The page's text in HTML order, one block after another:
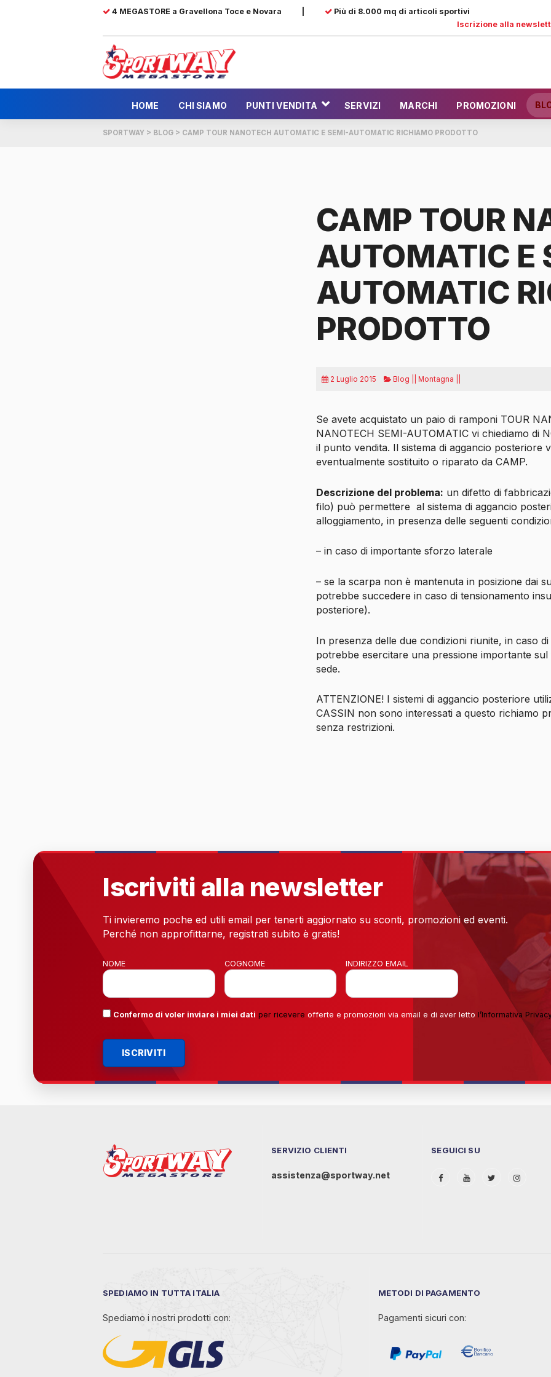
4 MEGASTORE a Gravellona Toce e Novara
Più di 8.000 mq di articoli sportivi
Iscrizione alla
HOME CHI SIAMO PUNTI VENDITA SERVIZI MARCHI PROMOZIONI
SPORTWAY > BLOG > CAMP TOUR NANOTECH AUTOMATIC E SEMI-AUTOMATIC RICHIAMO PRODOTTO
CAMP TOUR
AUTOMATIC E
AUTOMATIC
PRODOTTO
2 Luglio 2015 Blog || Montagna ||
Se avete acquistato un paio di ramponi TOUR
NANOTECH SEMI-AUTOMATIC vi chiediamo di
il punto vendita. Il sistema di aggancio posteriore
eventualmente sostituito o riparato da CAMP.
Descrizione del problema: un difetto di
filo) può permettere al sistema di aggancio
alloggiamento, in presenza delle seguenti
– in caso di importante sforzo laterale
– se la scarpa non è mantenuta in posizione dai
potrebbe succedere in caso di tensionamento
posteriore).
In presenza delle due condizioni riunite, in caso
potrebbe esercitare una pressione importante
sede.
ATTENZIONE! I sistemi di aggancio posteriore
CASSIN non sono interessati a questo richiamo
senza restrizioni.
Iscriviti alla newsletter
Ti invieremo poche ed utili email per tenerti aggiornato su sconti, promozioni ed eventi.
Perché non approfittarne, registrati subito è gratis!
NOME COGNOME INDIRIZZO EMAIL
Confermo di voler inviare i miei dati per ricevere offerte e promozioni via email e di aver letto l’Informativa Privacy
ISCRIVITI
SERVIZIO CLIENTI
assistenza@sportway.net
SEGUICI SU
SPEDIAMO IN TUTTA ITALIA
Spediamo i nostri prodotti con:
METODI DI PAGAMENTO
Pagamenti sicuri con: